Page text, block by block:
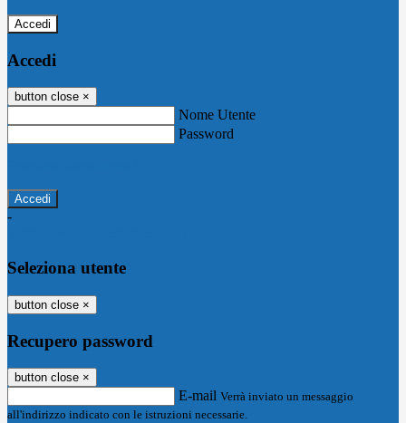
Accedi
Accedi
button close ×
Nome Utente
Password
-
Seleziona utente
button close ×
Recupero password
button close ×
E-mail Verrà inviato un messaggio
all'indirizzo indicato con le istruzioni necessarie.